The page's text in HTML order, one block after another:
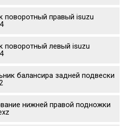
поворотный правый isuzu
поворотный левый isuzu
балансира задней подвески
нижней правой подножки